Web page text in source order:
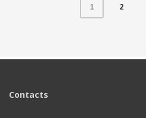
未來組織競爭力的關鍵動力。
1 2
Contacts